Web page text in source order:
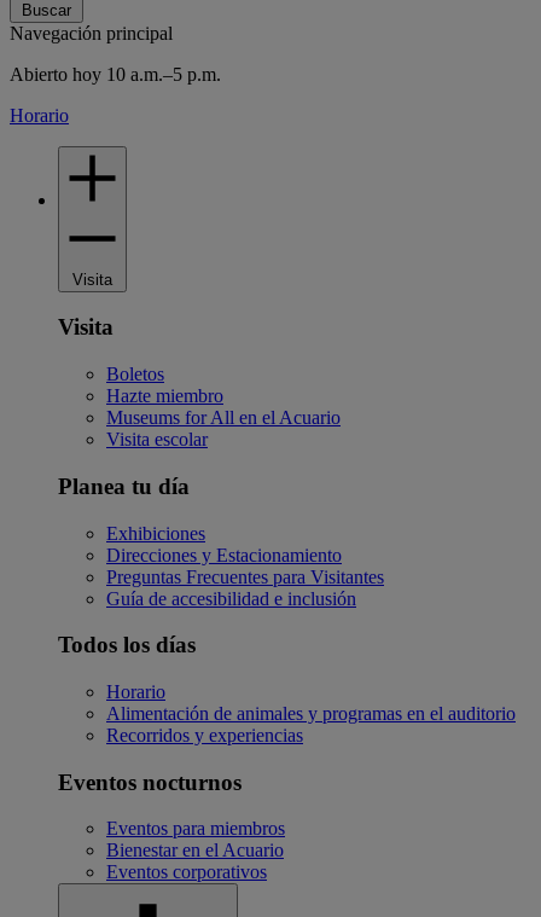
Buscar
Navegación principal
Abierto hoy 10 a.m.–5 p.m.
Horario
Visita
Visita
Boletos
Hazte miembro
Museums for All en el Acuario
Visita escolar
Planea tu día
Exhibiciones
Direcciones y Estacionamiento
Preguntas Frecuentes para Visitantes
Guía de accesibilidad e inclusión
Todos los días
Horario
Alimentación de animales y programas en el auditorio
Recorridos y experiencias
Eventos nocturnos
Eventos para miembros
Bienestar en el Acuario
Eventos corporativos